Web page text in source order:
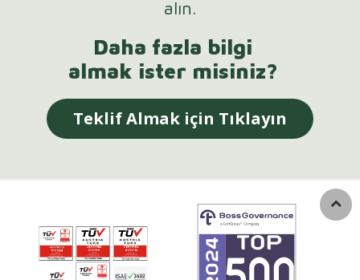
alın.
Daha fazla bilgi
almak ister misiniz?
Teklif Almak için Tıklayın